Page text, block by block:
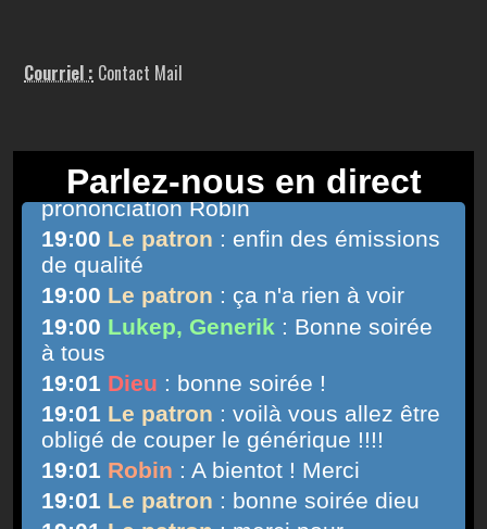
Courriel : Contact Mail